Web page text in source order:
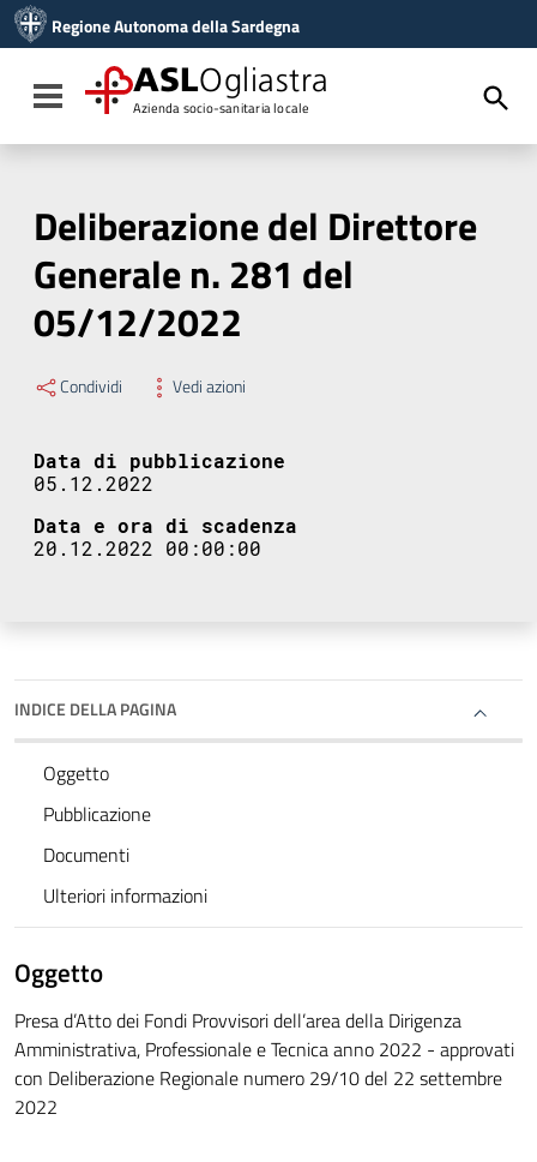
Vai al menu di navigazione
Vai al footer
Regione Autonoma della Sardegna
Toggle navigation
ASLOgliastra
Azienda socio-sanitaria locale
Deliberazione del Direttore
Generale n. 281 del
05/12/2022
Condividi Vedi azioni
Data di pubblicazione
05.12.2022
Data e ora di scadenza
20.12.2022 00:00:00
INDICE DELLA PAGINA
Oggetto
Pubblicazione
Documenti
Ulteriori informazioni
Oggetto
Presa d’Atto dei Fondi Provvisori dell’area della Dirigenza
Amministrativa, Professionale e Tecnica anno 2022 - approvati
con Deliberazione Regionale numero 29/10 del 22 settembre
2022